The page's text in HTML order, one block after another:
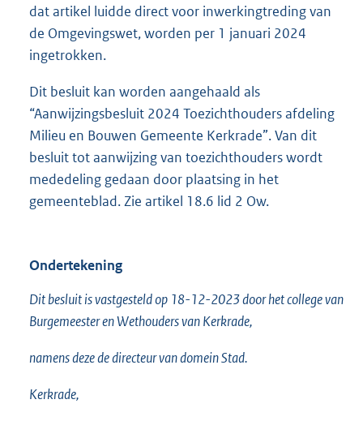
dat artikel luidde direct voor inwerkingtreding van
de Omgevingswet, worden per 1 januari 2024
ingetrokken.
Dit besluit kan worden aangehaald als
“Aanwijzingsbesluit 2024 Toezichthouders afdeling
Milieu en Bouwen Gemeente Kerkrade”. Van dit
besluit tot aanwijzing van toezichthouders wordt
mededeling gedaan door plaatsing in het
gemeenteblad. Zie artikel 18.6 lid 2 Ow.
Ondertekening
Dit besluit is vastgesteld op 18-12-2023 door het college van
Burgemeester en Wethouders van Kerkrade,
namens deze de directeur van domein Stad.
Kerkrade,